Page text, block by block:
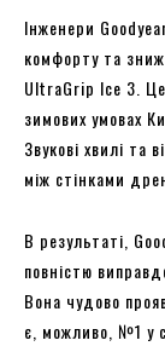
Інженери
комфорту та
UltraGrip Ice 3. Це
зимових умовах
Звукові хвилі та
між стінками
В результаті,
повністю
Вона чудово
є, можливо, №1 у